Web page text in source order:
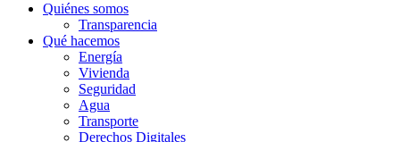
Quiénes somos
Transparencia
Qué hacemos
Energía
Vivienda
Seguridad
Agua
Transporte
Derechos Digitales